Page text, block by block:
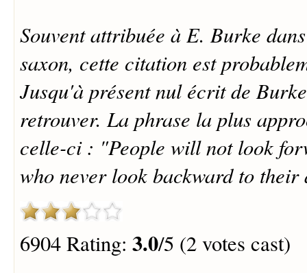
Souvent attribuée à E. Burke
saxon, cette citation est
Jusqu'à présent nul écrit de
retrouver. La phrase la plus
celle-ci : "People will not look
who never look backward to their
6904 Rating: 3.0/5 (2 votes cast)